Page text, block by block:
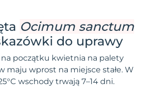
Ocimum sanctum
do uprawy
na początku kwietnia na palety
maju wprost na miejsce stałe. W
wschody trwają 7–14 dni.